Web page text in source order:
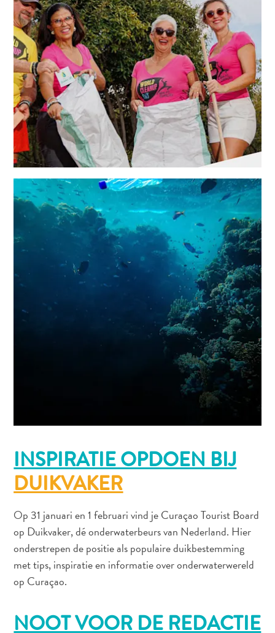
E
R
L
A
N
D
S
ENGLISH
ESPAÑOL
FRANÇAIS
NEDERLANDS
PORTUGUÊS
INSPIRATIE OPDOEN BIJ
DUIKVAKER
Op 31 januari en 1 februari vind je Curaçao Tourist Board
op Duikvaker, dé onderwaterbeurs van Nederland. Hier
onderstrepen de positie als populaire duikbestemming
met tips, inspiratie en informatie over onderwaterwereld
op Curaçao.
NOOT VOOR DE REDACTIE